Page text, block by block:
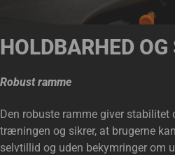
HOLDBARHED
Robust ramme
Den robuste ramme giver stabilitet
træningen og sikrer, at brugerne
selvtillid og uden bekymringer om